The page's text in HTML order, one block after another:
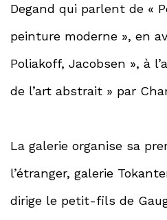
Degand qui parlent de «
peinture moderne », en
Poliakoff, Jacobsen », à
de l’art abstrait » par
La galerie organise sa
l’étranger, galerie
dirige le petit-fils de